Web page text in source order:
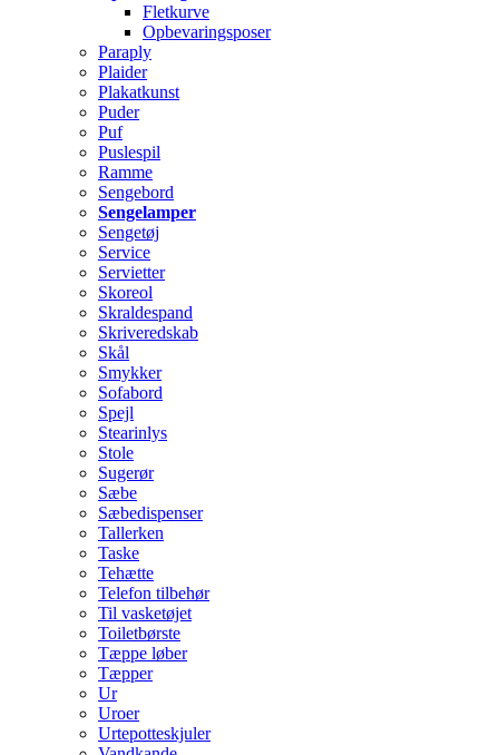
Fletkurve
Opbevaringsposer
Paraply
Plaider
Plakatkunst
Puder
Puf
Puslespil
Ramme
Sengebord
Sengelamper
Sengetøj
Service
Servietter
Skoreol
Skraldespand
Skriveredskab
Skål
Smykker
Sofabord
Spejl
Stearinlys
Stole
Sugerør
Sæbe
Sæbedispenser
Tallerken
Taske
Tehætte
Telefon tilbehør
Til vasketøjet
Toiletbørste
Tæppe løber
Tæpper
Ur
Uroer
Urtepotteskjuler